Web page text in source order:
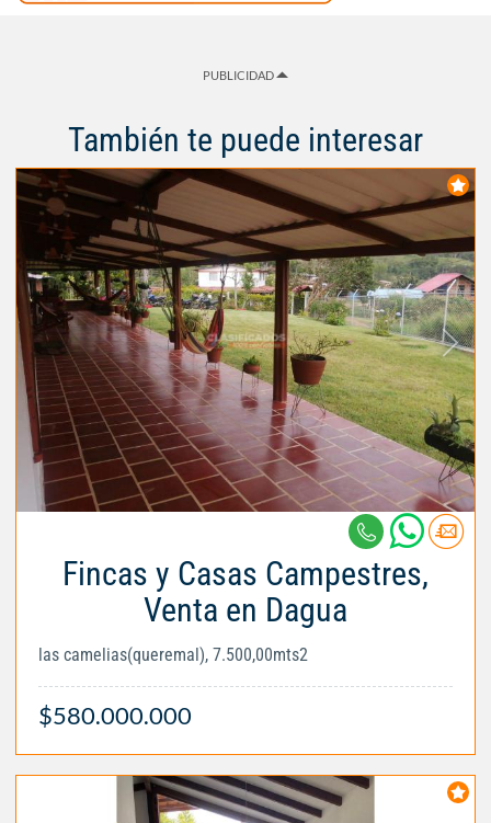
PUBLICIDAD
También te puede interesar
Fincas y Casas Campestres,
Venta en Dagua
las camelias(queremal), 7.500,00mts2
$580.000.000